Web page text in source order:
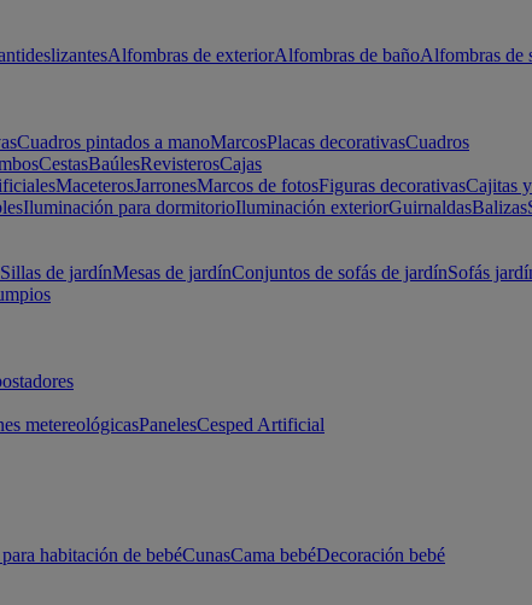
Alfombras de exteriorAlfombras de bañoAlfombras de
Cuadros pintados a manoMarcosPlacas decorativasCuadros
CestasBaúlesRevisterosCajas
MaceterosJarronesMarcos de fotosFiguras decorativasCajitas
Iluminación para dormitorioIluminación exteriorGuirnaldasBalizas
Sillas de jardínMesas de jardínConjuntos de sofás de jardínSofás
metereológicasPanelesCesped Artificial
habitación de bebéCunasCama bebéDecoración bebé